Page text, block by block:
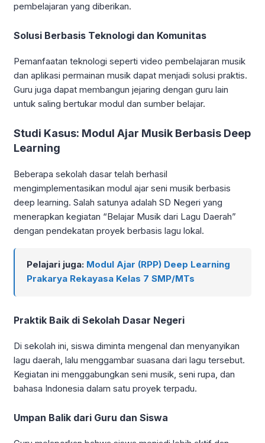
pembelajaran yang diberikan.
Solusi Berbasis Teknologi dan Komunitas
Pemanfaatan teknologi seperti video pembelajaran musik
dan aplikasi permainan musik dapat menjadi solusi praktis.
Guru juga dapat membangun jejaring dengan guru lain
untuk saling bertukar modul dan sumber belajar.
Studi Kasus: Modul Ajar Musik Berbasis Deep
Learning
Beberapa sekolah dasar telah berhasil
mengimplementasikan modul ajar seni musik berbasis
deep learning. Salah satunya adalah SD Negeri yang
menerapkan kegiatan “Belajar Musik dari Lagu Daerah”
dengan pendekatan proyek berbasis lagu lokal.
Pelajari juga: Modul Ajar (RPP) Deep Learning
Prakarya Rekayasa Kelas 7 SMP/MTs
Praktik Baik di Sekolah Dasar Negeri
Di sekolah ini, siswa diminta mengenal dan menyanyikan
lagu daerah, lalu menggambar suasana dari lagu tersebut.
Kegiatan ini menggabungkan seni musik, seni rupa, dan
bahasa Indonesia dalam satu proyek terpadu.
Umpan Balik dari Guru dan Siswa